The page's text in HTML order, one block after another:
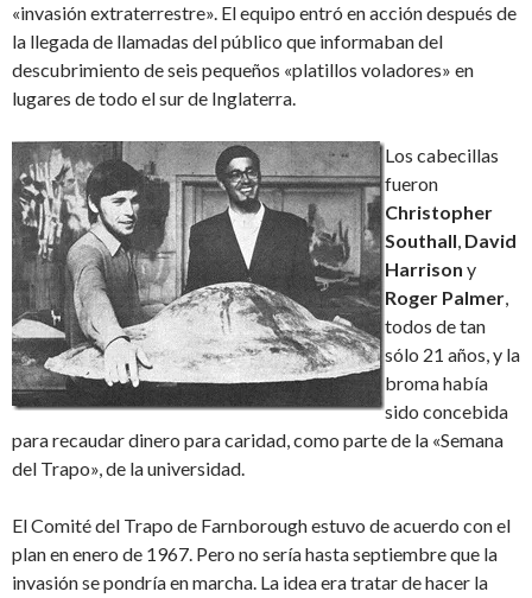
«invasión extraterrestre». El equipo entró en acción después de
la llegada de llamadas del público que informaban del
descubrimiento de seis pequeños «platillos voladores» en
lugares de todo el sur de Inglaterra.
Los cabecillas
fueron
Christopher
Southall, David
Harrison y
Roger Palmer,
todos de tan
sólo 21 años, y la
broma había
sido concebida
para recaudar dinero para caridad, como parte de la «Semana
del Trapo», de la universidad.
El Comité del Trapo de Farnborough estuvo de acuerdo con el
plan en enero de 1967. Pero no sería hasta septiembre que la
invasión se pondría en marcha. La idea era tratar de hacer la